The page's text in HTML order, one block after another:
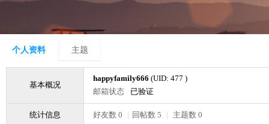
个人资料 主题
基本概况
happyfamily666 (UID: 477 )
邮箱状态
已验证
统计信息 好友数 0 | 回帖数 5 | 主题数 0